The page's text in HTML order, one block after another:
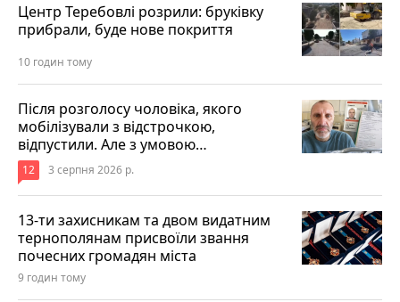
Центр Теребовлі розрили: бруківку
прибрали, буде нове покриття
10 годин тому
Після розголосу чоловіка, якого
мобілізували з відстрочкою,
відпустили. Але з умовою…
12 3 серпня 2026 р.
13-ти захисникам та двом видатним
тернополянам присвоїли звання
почесних громадян міста
9 годин тому